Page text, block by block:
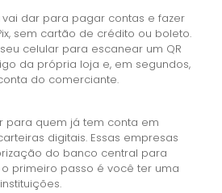
dar para pagar contas e fazer
sem cartão de crédito ou boleto.
celular para escanear um QR
da própria loja e, em segundos,
do comerciante.
para quem já tem conta em
digitais. Essas empresas
do banco central para
o primeiro passo é você ter uma